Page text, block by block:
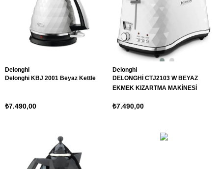
Delonghi
Delonghi KBJ 2001 Beyaz Kettle
₺7.490,00
Delonghi
DELONGHİ CTJ2103 W BEYAZ
EKMEK KIZARTMA MAKİNESİ
₺7.490,00